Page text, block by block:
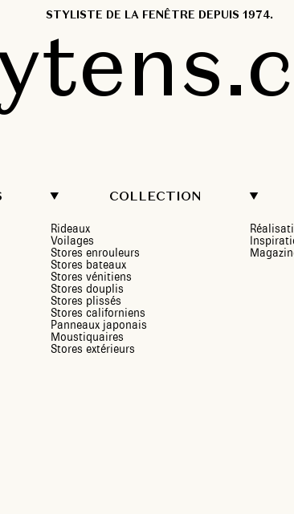
STYLISTE DE LA FENÊTRE DEPUIS 1974.
COLLECTION
Rideaux
Voilages
Stores enrouleurs
Stores bateaux
Stores vénitiens
Stores douplis
Stores plissés
Stores californiens
Panneaux japonais
Moustiquaires
Stores extérieurs